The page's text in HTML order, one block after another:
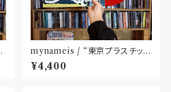
mynameis / “東京プラスチッ
ク” LP(12 inch)
¥4,400